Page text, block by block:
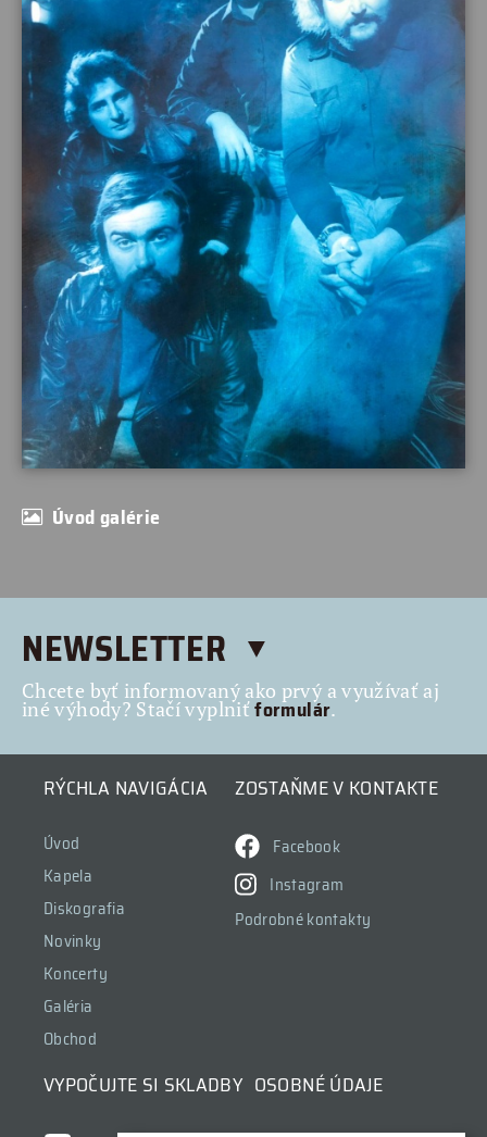
Úvod galérie
NEWSLETTER
Chcete byť informovaný ako prvý a využívať aj
iné výhody? Stačí vyplniťformulár.
RÝCHLA NAVIGÁCIA
Úvod
Kapela
Diskografia
Novinky
Koncerty
Galéria
Obchod
ZOSTAŇME V KONTAKTE
Facebook
Instagram
Podrobné kontakty
VYPOČUJTE SI SKLADBY OSOBNÉ ÚDAJE